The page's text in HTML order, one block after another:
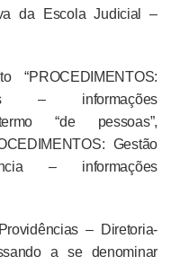
da Escola Judicial –
“PROCEDIMENTOS:
– informações
“de pessoas”,
Gestão
– informações
– Diretoria-
a se denominar